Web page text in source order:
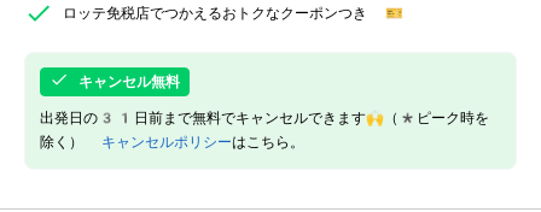
ロッテ免税店でつかえるおトクなクーポンつき 🎫
キャンセル無料
出発日の31日前まで無料でキャンセルできます🙌（*ピーク時を
除く） キャンセルポリシーはこちら。